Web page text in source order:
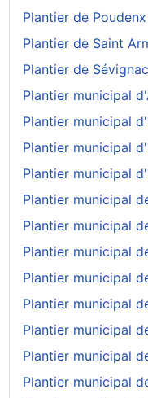
Plantier de Poudenx
Plantier de Saint
Plantier de
Plantier municipal
Plantier municipal
Plantier municipal
Plantier municipal
Plantier municipal
Plantier municipal
Plantier municipal
Plantier municipal
Plantier municipal
Plantier municipal
Plantier municipal
Plantier municipal